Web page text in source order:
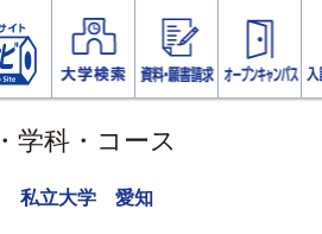
学科・コース
私立大学 愛知